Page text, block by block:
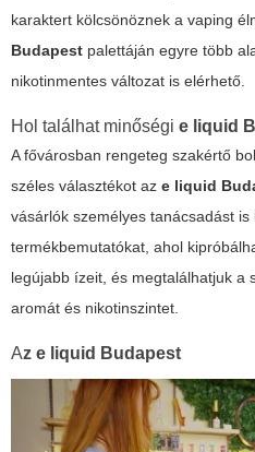
karaktert kölcsönöznek a vaping
Budapest palettáján egyre több
nikotinmentes változat is elérhető.
Hol találhat minőségi e liquid
A fővárosban rengeteg szakértő
széles választékot az e liquid
vásárlók személyes tanácsadást
termékbemutatókat, ahol
legújabb ízeit, és megtalálhatjuk a
aromát és nikotinszintet.
Az e liquid Budapest